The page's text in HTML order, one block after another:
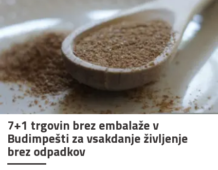
7+1 trgovin brez embalaže v
Budimpešti za vsakdanje življenje
brez odpadkov